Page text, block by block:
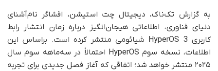
به گزارش تک‌ناک، دیجیتال چت استیشن، افشاگر نام‌آشنای
دنیای فناوری، اطلاعاتی هیجان‌انگیز درباره زمان انتشار رابط
کاربری HyperOS 3 شیائومی منتشر کرده است. براساس این
اطلاعات، نسخه سوم HyperOS احتمالاً در سه‌ماهه سوم سال
۲۰۲۵ منتشر خواهد شد؛ اتفاقی که آغاز فصل جدیدی برای تجربه